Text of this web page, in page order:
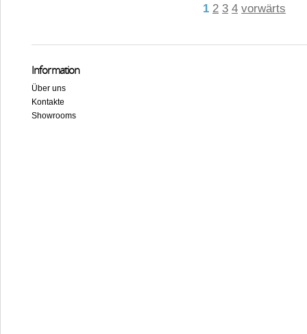
1 2 3 4 vorwärts
Information
Über uns
Kontakte
Showrooms